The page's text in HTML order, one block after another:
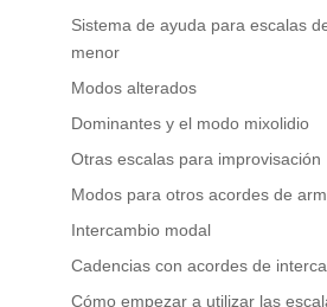
Sistema de ayuda para escalas
menor
Modos alterados
Dominantes y el modo mixolidio
Otras escalas para improvisación
Modos para otros acordes de
Intercambio modal
Cadencias con acordes de
Cómo empezar a utilizar las